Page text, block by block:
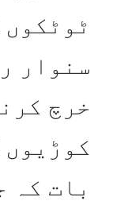
سنوار
خرچ
کوڑیوں
بات کہ